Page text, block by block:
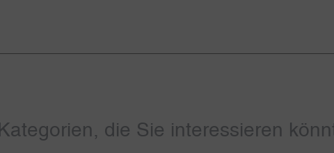
Kategorien, die Sie interessieren